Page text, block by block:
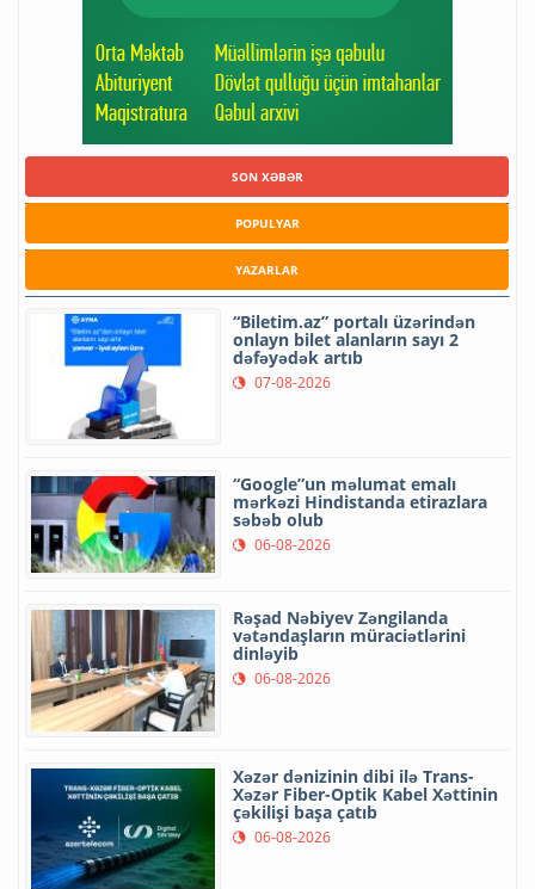
SON XƏBƏR
POPULYAR
YAZARLAR
“Biletim.az” portalı üzərindən
onlayn bilet alanların sayı 2
dəfəyədək artıb
07-08-2026
“Google”un məlumat emalı
mərkəzi Hindistanda etirazlara
səbəb olub
06-08-2026
Rəşad Nəbiyev Zəngilanda
vətəndaşların müraciətlərini
dinləyib
06-08-2026
Xəzər dənizinin dibi ilə Trans-
Xəzər Fiber-Optik Kabel Xəttinin
çəkilişi başa çatıb
06-08-2026